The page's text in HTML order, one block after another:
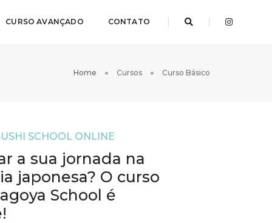
CURSO AVANÇADO CONTATO
Home Cursos Curso Básico
SCHOOL ONLINE
a sua jornada na
japonesa? O curso
School é